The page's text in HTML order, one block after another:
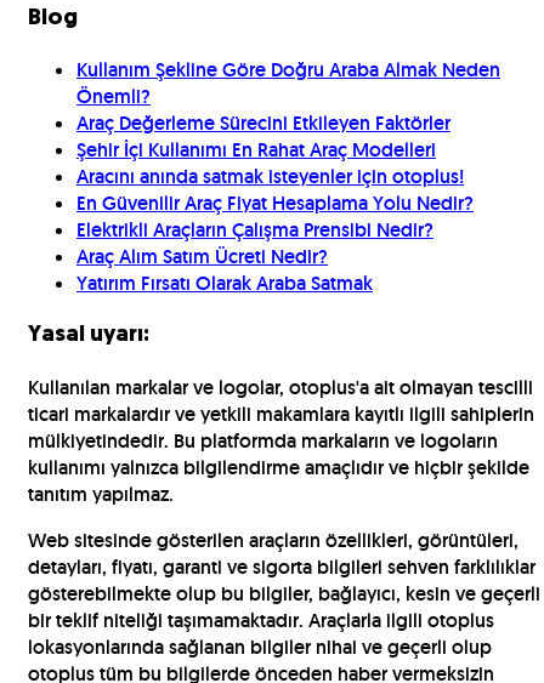
Blog
Kullanım Şekline Göre Doğru Araba Almak Neden
Önemli?
Araç Değerleme Sürecini Etkileyen Faktörler
Şehir İçi Kullanımı En Rahat Araç Modelleri
Aracını anında satmak isteyenler için otoplus!
En Güvenilir Araç Fiyat Hesaplama Yolu Nedir?
Elektrikli Araçların Çalışma Prensibi Nedir?
Araç Alım Satım Ücreti Nedir?
Yatırım Fırsatı Olarak Araba Satmak
Yasal uyarı:
Kullanılan markalar ve logolar, otoplus'a ait olmayan tescilli
ticari markalardır ve yetkili makamlara kayıtlı ilgili sahiplerin
mülkiyetindedir. Bu platformda markaların ve logoların
kullanımı yalnızca bilgilendirme amaçlıdır ve hiçbir şekilde
tanıtım yapılmaz.
Web sitesinde gösterilen araçların özellikleri, görüntüleri,
detayları, fiyatı, garanti ve sigorta bilgileri sehven farklılıklar
gösterebilmekte olup bu bilgiler, bağlayıcı, kesin ve geçerli
bir teklif niteliği taşımamaktadır. Araçlarla ilgili otoplus
lokasyonlarında sağlanan bilgiler nihai ve geçerli olup
otoplus tüm bu bilgilerde önceden haber vermeksizin